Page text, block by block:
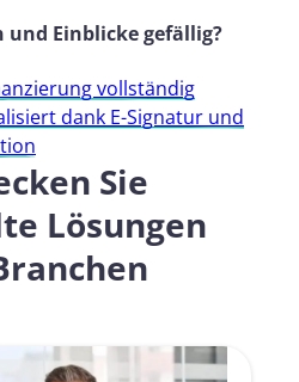
Einblicke gefällig?
vollständig
dank E-Signatur und
Sie
Lösungen